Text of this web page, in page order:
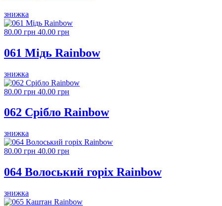
знижка
80.00 грн 40.00 грн
061 Мідь Rainbow
знижка
80.00 грн 40.00 грн
062 Срібло Rainbow
знижка
80.00 грн 40.00 грн
064 Волоський горіх Rainbow
знижка